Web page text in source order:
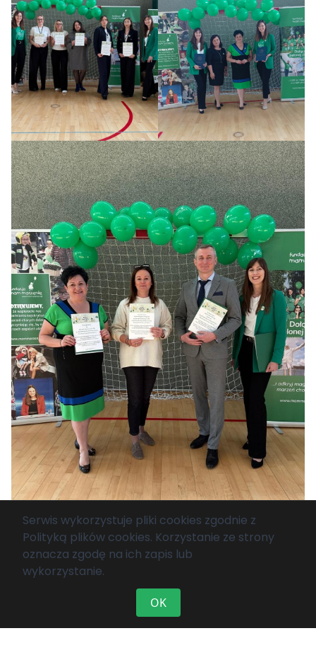
Serwis wykorzystuje pliki cookies zgodnie z
Polityką plików cookies. Korzystanie ze strony
oznacza zgodę na ich zapis lub
wykorzystanie.
OK